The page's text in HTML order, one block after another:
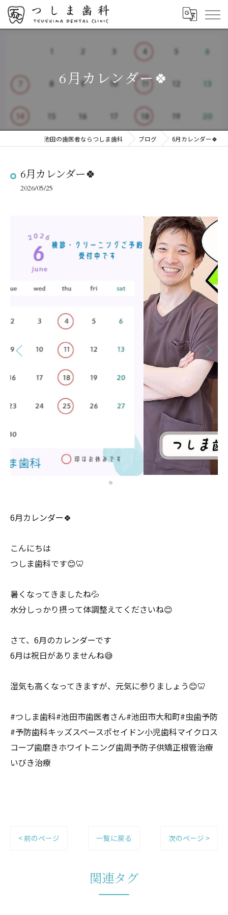
6月カレンダー🍀
池田の歯医者ならつしま歯科 ブログ 6月カレンダー🍀
6月カレンダー🍀
2026/05/25
6月カレンダー🍀
こんにちは
つしま歯科です😊🦷
暑くなってきましたね💦
水分しっかり摂って体調整えてくださいね😊
さて、6月のカレンダーです
6月は祝日がありませんね😅
湿気も高くなってきますが、元気に参りましょう😊🦷
#つしま歯科#池田市歯医者さん#池田市大和町#虫歯予防
#予防歯科キッズスペースポセイドン小児歯科マイクロス
コープ歯磨きホワイトニング歯周予防子供矯正根管治療
いびき治療
< 前のページ 一覧に戻る 次のページ >
関連タグ